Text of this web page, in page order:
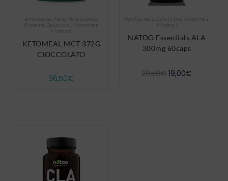
Aminoacidi Keto Perdita peso
Proteine Salutistici
Vitamine e
Minerali
KETOMEAL MCT 372G
CIOCCOLATO
36,50€
Perdita peso Salutistici
Vitamine e
Minerali
NATOO Essentials ALA
300mg 60caps
20,50€ 19,00€